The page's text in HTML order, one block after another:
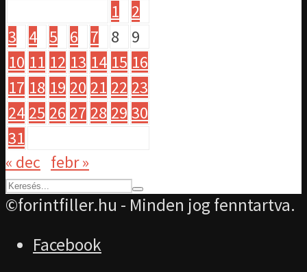
1
2
3
4 5 6 7 8
9
10 11 12 13 14 15 16
17 18 19 20 21 22 23
24 25 26 27 28 29 30
31
« dec febr »
©forintfiller.hu - Minden jog fenntartva.
Facebook